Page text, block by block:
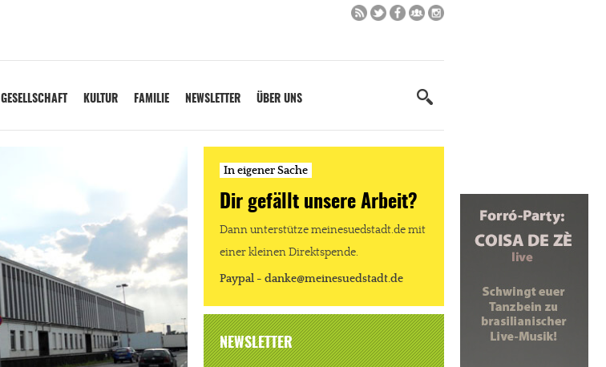
GESELLSCHAFT KULTUR FAMILIE NEWSLETTER ÜBER UNS
In eigener Sache
Dir gefällt unsere Arbeit?
Dann unterstütze meinesuedstadt.de mit
einer kleinen Direktspende.
Paypal - danke@meinesuedstadt.de
NEWSLETTER